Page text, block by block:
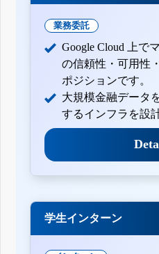
業務委託
Google Cloud 上で
の信頼性・可用性
ポジションです。
大規模金融データ
するインフラを設
学生インターン